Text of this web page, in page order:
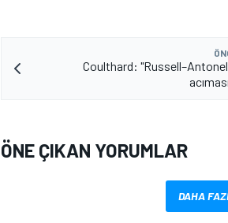
Coulthard:
ÖNE ÇIKAN YORUMLAR
DAHA